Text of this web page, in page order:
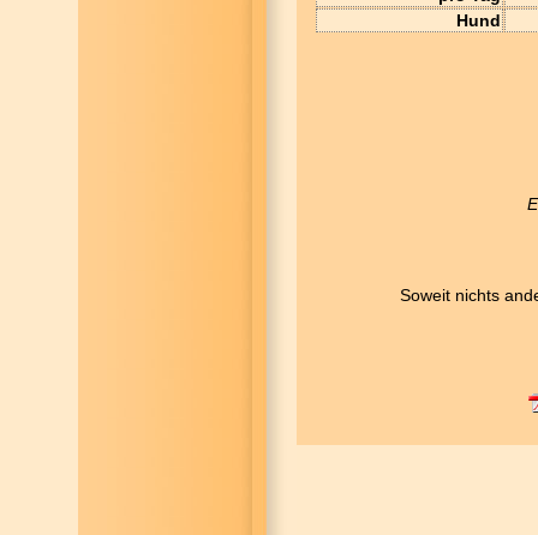
Hund
Soweit nichts